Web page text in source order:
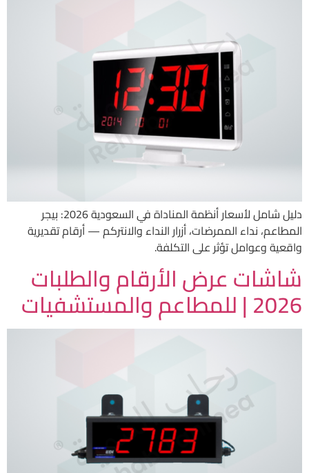
دليل شامل لأسعار أنظمة المناداة في السعودية 2026: بيجر
المطاعم، نداء الممرضات، أزرار النداء والانتركم — أرقام تقديرية
واقعية وعوامل تؤثر على التكلفة.
شاشات عرض الأرقام والطلبات
2026 | للمطاعم والمستشفيات